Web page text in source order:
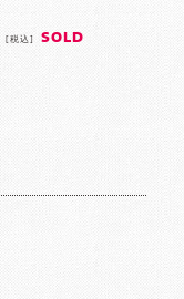
[税込] SOLD